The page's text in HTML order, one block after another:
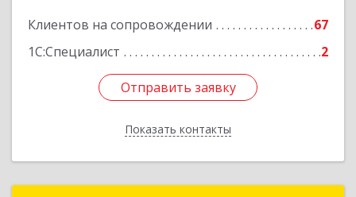
Клиентов на сопровождении
67
1С:Специалист
2
Отправить заявку
Показать контакты
Отправить заявку
Назад